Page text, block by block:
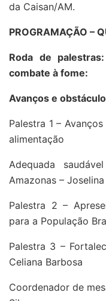
da Caisan/AM.
PROGRAMAÇÃO –
Roda de
combate à fome:
Avanços e
Palestra 1 –
alimentação
Adequada
Amazonas –
Palestra 2 –
para a População
Palestra 3 –
Celiana Barbosa
Coordenador de